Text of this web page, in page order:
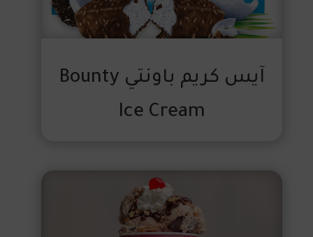
آيس كريم باونتي Bounty
Ice Cream